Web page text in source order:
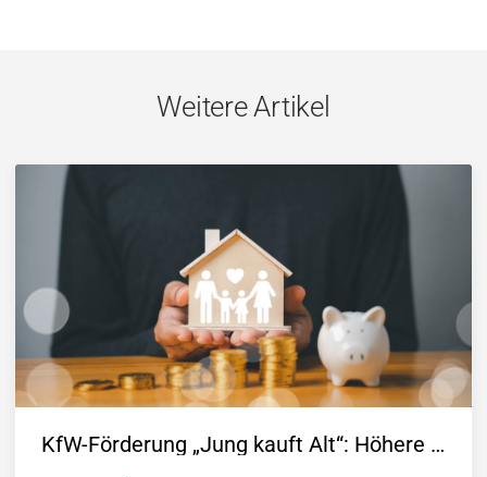
Weitere Artikel
KfW-Förderung „Jung kauft Alt“: Höhere Kredite ab August 2026